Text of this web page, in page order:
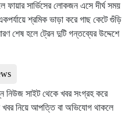
ফায়ার সার্ভিসের লোকজন এসে দীর্ঘ সময়
শ্রমিক ভাড়া করে গাছ কেটে গুঁড়ি
শেষ হলে ট্রেন দুটি গন্তব্যের উদ্দেশে
নিউজ সাইট থেকে খবর সংগ্রহ করে
নিয়ে আপত্তি বা অভিযোগ থাকলে